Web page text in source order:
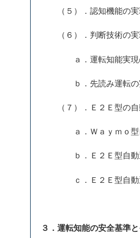
（５）．認知機能の実
（６）．判断技術の実
ａ．運転知能実現
ｂ．先読み運転の
（７）．Ｅ２Ｅ型の自
ａ．Ｗａｙｍｏ型自
ｂ．Ｅ２Ｅ型自動運
ｃ．Ｅ２Ｅ型自動運
３．運転知能の安全基準